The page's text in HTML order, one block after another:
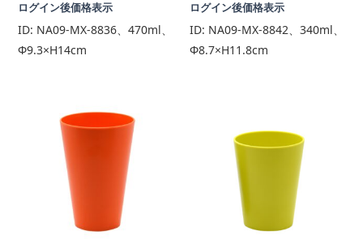
ログイン後価格表示
ID: NA09-MX-8836、470ml、
Φ9.3×H14cm
ログイン後価格表示
ID: NA09-MX-8842、340ml、
Φ8.7×H11.8cm